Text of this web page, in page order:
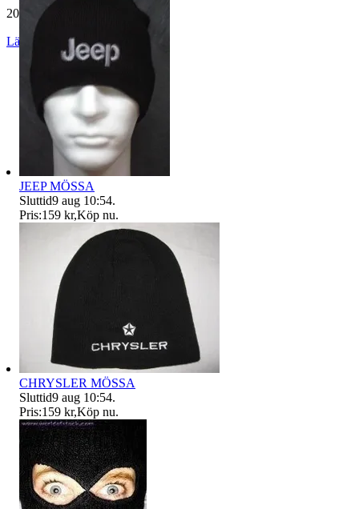
20 173 omdömen
Läs omdömen Följ
JEEP MÖSSA
Sluttid9 aug 10:54.
Pris:159 kr,Köp nu.
CHRYSLER MÖSSA
Sluttid9 aug 10:54.
Pris:159 kr,Köp nu.